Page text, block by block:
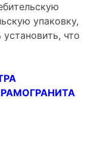
упаковку,
что